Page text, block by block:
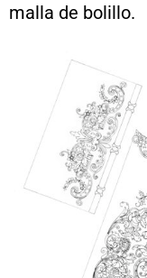
malla de bolillo.